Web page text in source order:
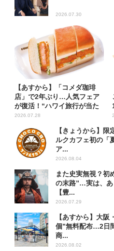
2026.07.30
【あすから】「コメダ珈琲
店」で2年ぶり…人気フェア
が復活！“ハワイ旅行が当た
る”...
2026.07.28
【きょうから】
ルクカフェ初の「
ア...
2026.08.04
また史実無視？初
の末路”…実は、あ
【豊...
2026.07.29
【あすから】大
個”無料配布…2日
商...
2026.08.02